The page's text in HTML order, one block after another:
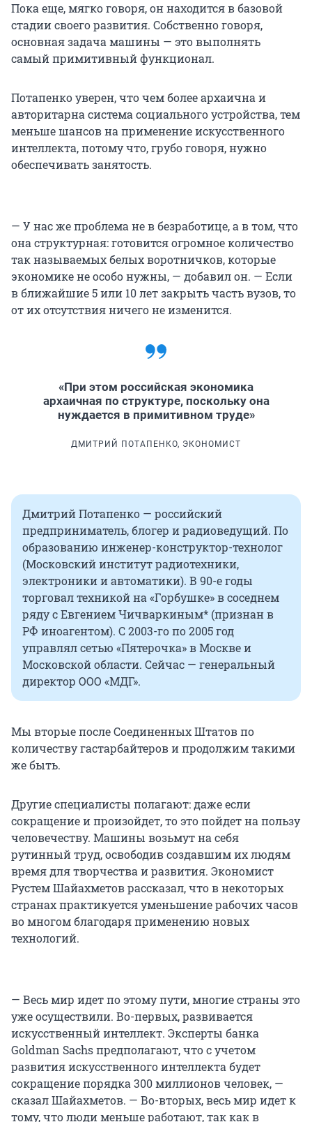
Пока еще, мягко говоря, он находится в базовой
стадии своего развития. Собственно говоря,
основная задача машины — это выполнять
самый примитивный функционал.
Потапенко уверен, что чем более архаична и
авторитарна система социального устройства, тем
меньше шансов на применение искусственного
интеллекта, потому что, грубо говоря, нужно
обеспечивать занятость.
— У нас же проблема не в безработице, а в том, что
она структурная: готовится огромное количество
так называемых белых воротничков, которые
экономике не особо нужны, — добавил он. — Если
в ближайшие 5 или 10 лет закрыть часть вузов, то
от их отсутствия ничего не изменится.
«При этом российская экономика
архаичная по структуре, поскольку она
нуждается в примитивном труде»
ДМИТРИЙ ПОТАПЕНКО, ЭКОНОМИСТ
Дмитрий Потапенко — российский
предприниматель, блогер и радиоведущий. По
образованию инженер-конструктор-технолог
(Московский институт радиотехники,
электроники и автоматики). В 90-е годы
торговал техникой на «Горбушке» в соседнем
ряду с Евгением Чичваркиным* (признан в
РФ иноагентом). С 2003-го по 2005 год
управлял сетью «Пятерочка» в Москве и
Московской области. Сейчас — генеральный
директор ООО «МДГ».
Мы вторые после Соединенных Штатов по
количеству гастарбайтеров и продолжим такими
же быть.
Другие специалисты полагают: даже если
сокращение и произойдет, то это пойдет на пользу
человечеству. Машины возьмут на себя
рутинный труд, освободив создавшим их людям
время для творчества и развития. Экономист
Рустем Шайахметов рассказал, что в некоторых
странах практикуется уменьшение рабочих часов
во многом благодаря применению новых
технологий.
— Весь мир идет по этому пути, многие страны это
уже осуществили. Во-первых, развивается
искусственный интеллект. Эксперты банка
Goldman Sachs предполагают, что с учетом
развития искусственного интеллекта будет
сокращение порядка 300 миллионов человек, —
сказал Шайахметов. — Во-вторых, весь мир идет к
тому, что люди меньше работают, так как в